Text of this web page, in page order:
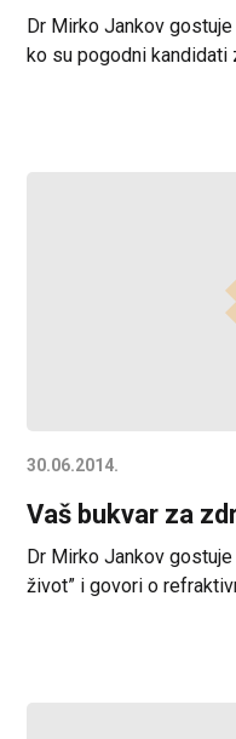
Dr Mirko Jankov
ko su pogodni kandidati
30.06.2014.
Vaš bukvar za
Dr Mirko Jankov
život” i govori o